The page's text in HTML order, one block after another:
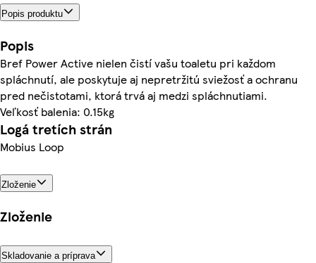
Popis produktu
Popis
Bref Power Active nielen čistí vašu toaletu pri každom
spláchnutí, ale poskytuje aj nepretržitú sviežosť a ochranu
pred nečistotami, ktorá trvá aj medzi spláchnutiami.
Veľkosť balenia: 0.15kg
Logá tretích strán
Mobius Loop
Zloženie
Zloženie
Skladovanie a príprava